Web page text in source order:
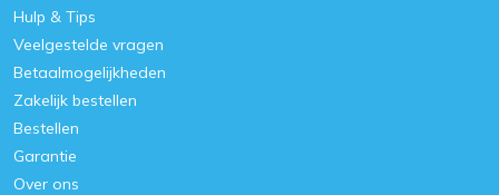
Hulp & Tips
Veelgestelde vragen
Betaalmogelijkheden
Zakelijk bestellen
Bestellen
Garantie
Over ons